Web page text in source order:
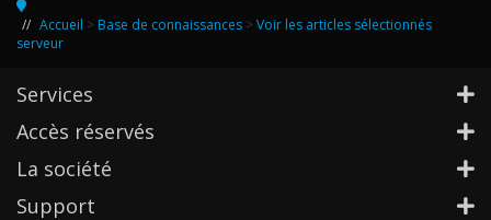
Accueil > Base de connaissances > Voir les articles sélectionnés
serveur
Services
Accès réservés
La société
Support